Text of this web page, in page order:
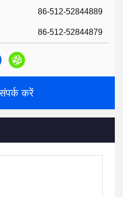
86-512-52844889
86-512-52844879
करें